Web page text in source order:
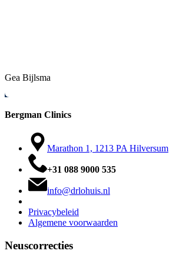
Gea Bijlsma
Bergman Clinics
Marathon 1, 1213 PA Hilversum
+31 088 9000 535
info@drlohuis.nl
Privacybeleid
Algemene voorwaarden
Neuscorrecties